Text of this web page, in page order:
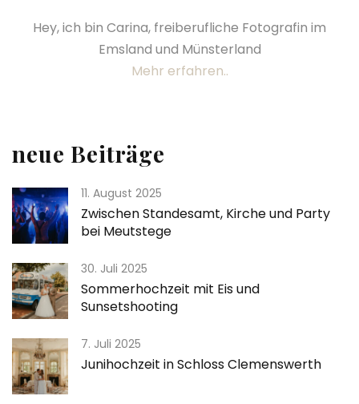
Hey, ich bin Carina, freiberufliche Fotografin im
Emsland und Münsterland
Mehr erfahren..
neue Beiträge
11. August 2025
Zwischen Standesamt, Kirche und Party
bei Meutstege
30. Juli 2025
Sommerhochzeit mit Eis und
Sunsetshooting
7. Juli 2025
Junihochzeit in Schloss Clemenswerth